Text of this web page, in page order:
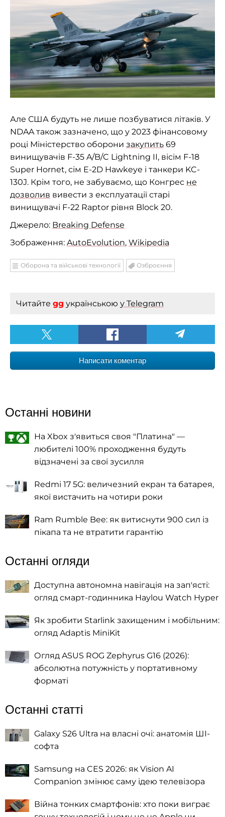
Але США будуть не лише позбуватися літаків. У
NDAA також зазначено, що у 2023 фінансовому
році Міністерство оборони закупить 69
винищувачів F-35 A/B/C Lightning II, вісім F-18
Super Hornet, сім E-2D Hawkeye і танкери KC-
130J. Крім того, не забуваємо, що Конгрес не
дозволив вивести з експлуатації старі
винищувачі F-22 Raptor рівня Block 20.
Джерело: Breaking Defense
Зображення: AutoEvolution, Wikipedia
Оборона та військові технології Озброєння
Читайте gg українською у Telegram
Написати коментар
Останні новини
На Xbox з'явиться своя "Платина" —
любителі 100% проходження будуть
відзначені за свої зусилля
Redmi 17 5G: величезний екран та батарея,
якої вистачить на чотири роки
Ram Rumble Bee: як витиснути 900 сил із
пікапа та не втратити гарантію
Останні огляди
Доступна автономна навігація на зап'ясті:
огляд смарт-годинника Haylou Watch Hyper
Як зробити Starlink захищеним і мобільним:
огляд Adaptis MiniKit
Огляд ASUS ROG Zephyrus G16 (2026):
абсолютна потужність у портативному
форматі
Останні статті
Galaxy S26 Ultra на власні очі: анатомія ШІ-
софта
Samsung на CES 2026: як Vision AI
Companion змінює саму ідею телевізора
Війна тонких смартфонів: хто поки виграє